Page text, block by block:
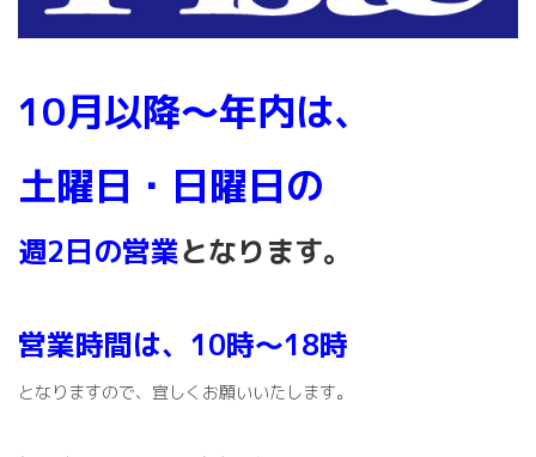
10月以降～年内は、
土曜日・日曜日の
週2日の営業となります。
営業時間は、 10時～18時
となりますので、宜しくお願いいたします。